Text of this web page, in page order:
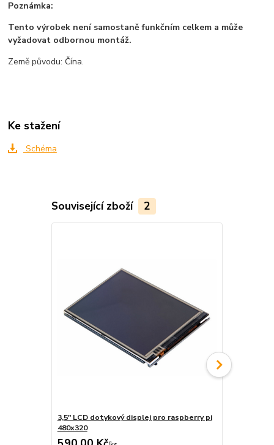
Poznámka:
Tento výrobek není samostaně funkčním celkem a může
vyžadovat odbornou montáž.
Země původu: Čína.
Ke stažení
Schéma
Související zboží 2
3,5" LCD dotykový displej pro raspberry pi
480x320